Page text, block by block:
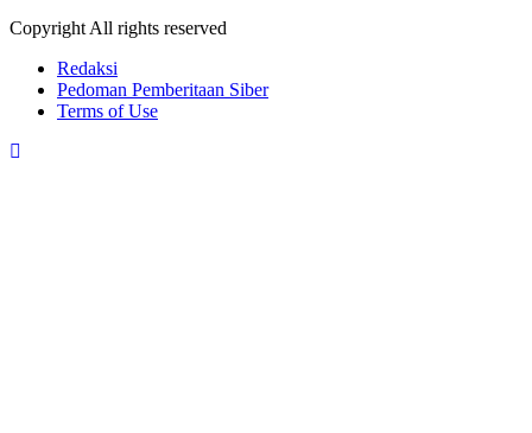
Copyright All rights reserved
Redaksi
Pedoman Pemberitaan Siber
Terms of Use